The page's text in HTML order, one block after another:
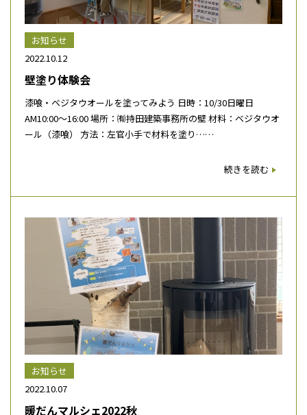
お知らせ
2022.10.12
壁塗り体験会
漆喰・ベジタウオールを塗ってみよう 日時：10/30日曜日
AM10:00～16:00 場所：㈲持田建築事務所の壁 材料：ベジタウオ
ール（漆喰） 方法：左官小手で材料を塗り……
続きを読む
お知らせ
2022.10.07
暖だんマルシェ2022秋